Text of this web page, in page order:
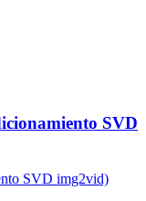
SVD
SVD img2vid)